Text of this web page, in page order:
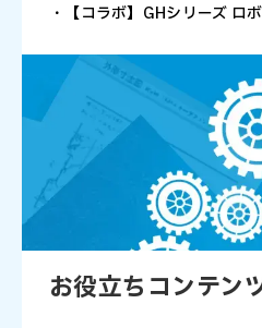
・【コラボ】GHシリーズ ロ
お役立ちコンテン